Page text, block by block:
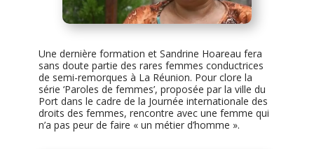
Une dernière formation et Sandrine Hoareau fera
sans doute partie des rares femmes conductrices
de semi-remorques à La Réunion. Pour clore la
série ‘Paroles de femmes’, proposée par la ville du
Port dans le cadre de la Journée internationale des
droits des femmes, rencontre avec une femme qui
n’a pas peur de faire « un métier d’homme ».